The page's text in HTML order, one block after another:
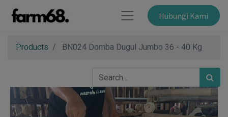
Hubungi Kami
Products BN024 Domba Dugul Jumbo 36 - 40 Kg